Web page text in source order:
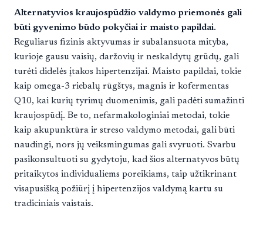
Alternatyvios kraujospūdžio valdymo priemonės gali
būti gyvenimo būdo pokyčiai ir maisto papildai.
Reguliarus fizinis aktyvumas ir subalansuota mityba,
kurioje gausu vaisių, daržovių ir neskaldytų grūdų, gali
turėti didelės įtakos hipertenzijai. Maisto papildai, tokie
kaip omega-3 riebalų rūgštys, magnis ir kofermentas
Q10, kai kurių tyrimų duomenimis, gali padėti sumažinti
kraujospūdį. Be to, nefarmakologiniai metodai, tokie
kaip akupunktūra ir streso valdymo metodai, gali būti
naudingi, nors jų veiksmingumas gali svyruoti. Svarbu
pasikonsultuoti su gydytoju, kad šios alternatyvos būtų
pritaikytos individualiems poreikiams, taip užtikrinant
visapusišką požiūrį į hipertenzijos valdymą kartu su
tradiciniais vaistais.